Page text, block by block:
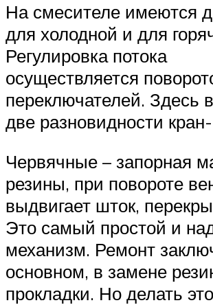
На смесителе имеются
для холодной и для
Регулировка потока
осуществляется
переключателей. Здесь
две разновидности
Червячные – запорная
резины, при повороте
выдвигает шток,
Это самый простой и
механизм. Ремонт
основном, в замене
прокладки. Но делать